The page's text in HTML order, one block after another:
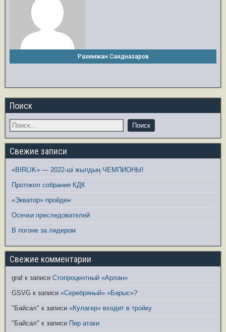
Рахимжан Саидназаров
Поиск
Свежие записи
«BIRLIK» — 2022-ші жылдың ЧЕМПИОНЫ!
Протокол собрания КДК
«Экватор» пройден
Осечки преследователей
В погоне за лидером
Свежие комментарии
graf к записи Стопроцентный «Арлан»
GSVG к записи «Серебряный» «Барыс»?
"Байсал" к записи «Кулагер» входит в тройку
"Байсал" к записи Пир атаки